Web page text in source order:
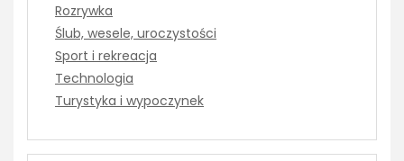
Rozrywka
Ślub, wesele, uroczystości
Sport i rekreacja
Technologia
Turystyka i wypoczynek